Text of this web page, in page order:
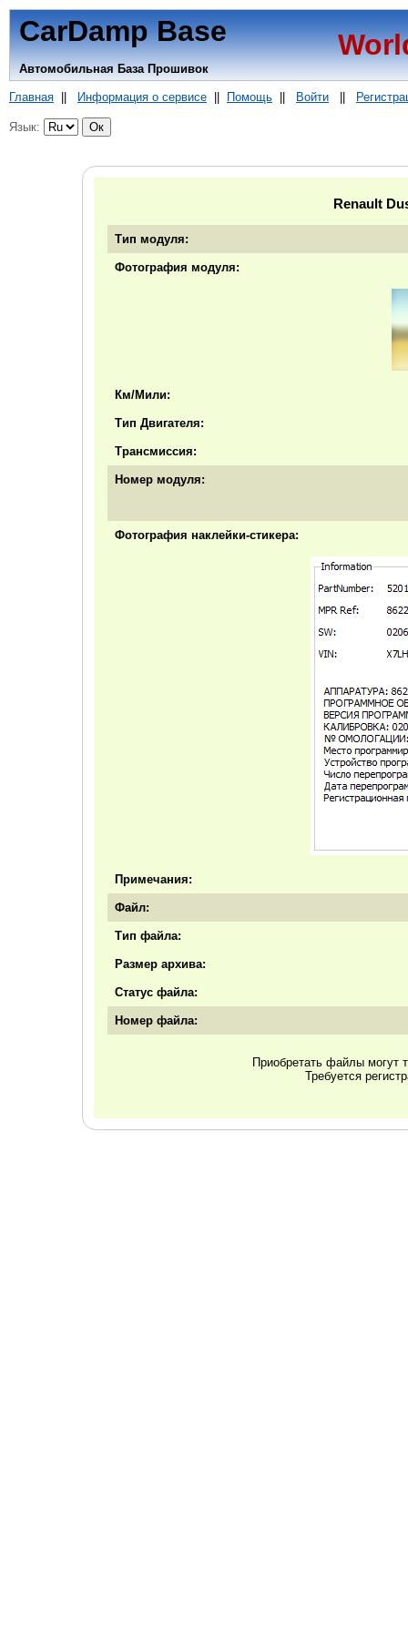
CarDamp Base
Автомобильная База Прошивок
Главная|| Информация о сервисе|| Помощь|| Войти||
Язык:
Renault
Тип модуля:
Фотография модуля:
Км/Мили:
Тип Двигателя:
Трансмиссия:
Номер модуля:
Фотография наклейки-стикера:
Примечания:
Файл:
Тип файла:
Размер архива:
Статус файла:
Номер файла:
Приобретать файлы могут
Требуется